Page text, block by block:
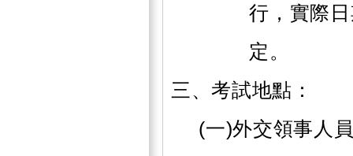
行，實際
定。
三、考試地點：
(一)外交領事人